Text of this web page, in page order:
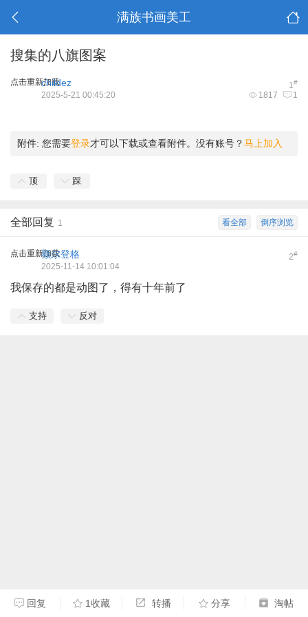
满族书画美工
搜集的八旗图案
点击重新加载 1#
childez
1817 1
2025-5-21 00:45:20
附件: 您需要登录才可以下载或查看附件。没有账号？马上加入
顶 踩
倒序浏览
看全部
全部回复 1
点击重新加载 2#
额尔登格
2025-11-14 10:01:04
我保存的都是动图了，得有十年前了
支持 反对
回复 1收藏 转播 分享 淘帖